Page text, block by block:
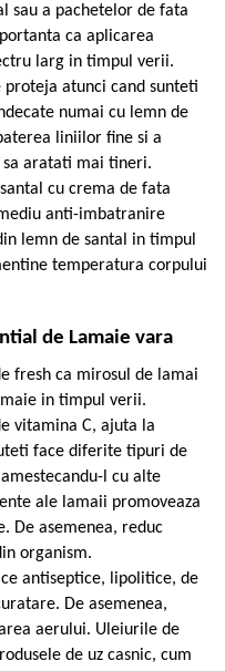
sau a pachetelor de fata
ca aplicarea
larg in timpul verii.
atunci cand sunteti
numai cu lemn de
liniilor fine si a
aratati mai tineri.
cu crema de fata
anti-imbatranire
lemn de santal in timpul
temperatura corpului
de Lamaie vara
fresh ca mirosul de lamai
in timpul verii.
vitamina C, ajuta la
face diferite tipuri de
l cu alte
ale lamaii promoveaza
De asemenea, reduc
organism.
antiseptice, lipolitice, de
De asemenea,
aerului. Uleiurile de
de uz casnic, cum